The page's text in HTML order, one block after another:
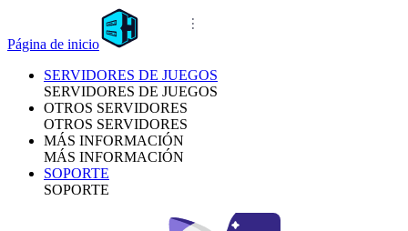
Página de inicio
SERVIDORES DE JUEGOS
SERVIDORES DE JUEGOS
OTROS SERVIDORES
OTROS SERVIDORES
MÁS INFORMACIÓN
MÁS INFORMACIÓN
SOPORTE
SOPORTE